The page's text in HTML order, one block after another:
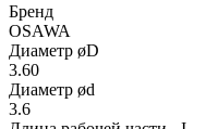
Бренд
OSAWA
Диаметр øD
3.60
Диаметр ød
3.6